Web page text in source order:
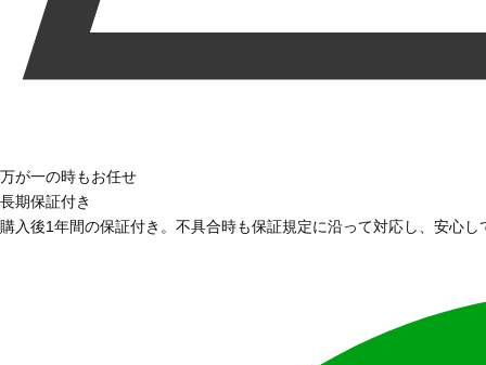
万が一の時もお任せ
長期保証付き
購入後1年間の保証付き。不具合時も保証規定に沿って対応し、安心